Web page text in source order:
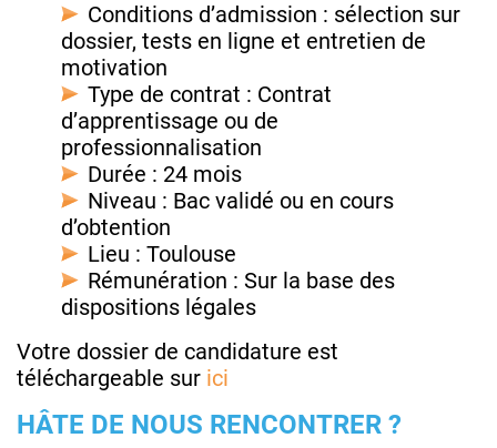
Conditions d’admission : sélection sur
dossier, tests en ligne et entretien de
motivation
Type de contrat : Contrat
d’apprentissage ou de
professionnalisation
Durée : 24 mois
Niveau : Bac validé ou en cours
d’obtention
Lieu : Toulouse
Rémunération : Sur la base des
dispositions légales
Votre dossier de candidature est
téléchargeable sur ici
HÂTE DE NOUS RENCONTRER ?